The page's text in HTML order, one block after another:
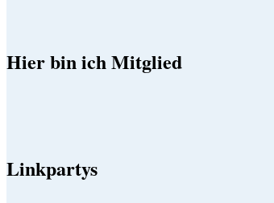
Hier bin ich Mitglied
Linkpartys